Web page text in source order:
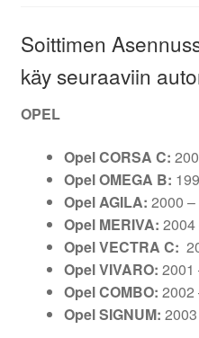
Soittimen
käy seuraaviin
OPEL
Opel CORSA C:
Opel OMEGA B:
Opel AGILA: 2000
Opel MERIVA: 2004
Opel VECTRA C:
Opel VIVARO: 2001
Opel COMBO: 2002
Opel SIGNUM: